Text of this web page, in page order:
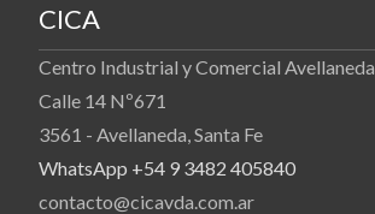
CICA
Centro Industrial y Comercial Avellaneda
Calle 14 Nº671
3561 - Avellaneda, Santa Fe
WhatsApp +54 9 3482 405840
contacto@cicavda.com.ar